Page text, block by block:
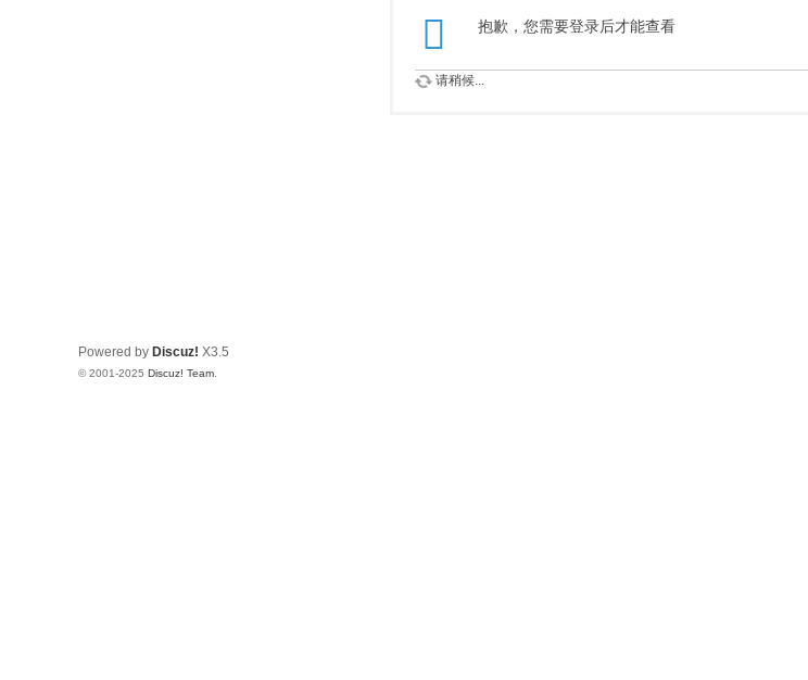
抱歉，您需要登录后才能查看
请稍候...
Powered by Discuz! X3.5
© 2001-2025 Discuz! Team